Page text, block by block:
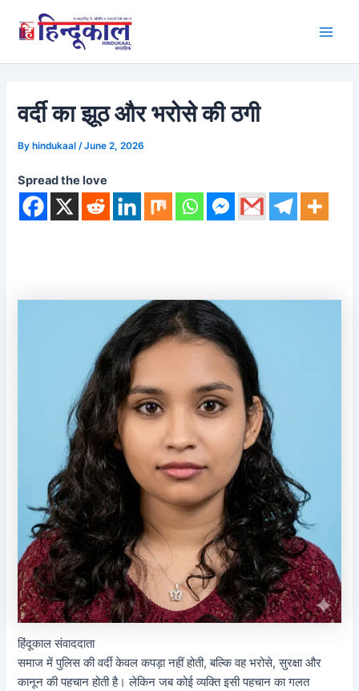
वर्दी का झूठ और भरोसे की ठगी
By hindukaal/June 2, 2026
Spread the love
हिंदूकाल संवाददाता
समाज में पुलिस की वर्दी केवल कपड़ा नहीं होती, बल्कि वह भरोसे, सुरक्षा और
कानून की पहचान होती है। लेकिन जब कोई व्यक्ति इसी पहचान का गलत